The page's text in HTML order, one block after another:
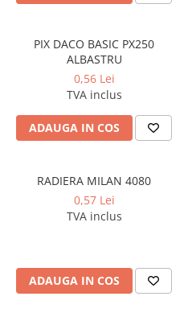
PIX DACO BASIC PX250
ALBASTRU
0,56 Lei
TVA inclus
ADAUGA IN COS
RADIERA MILAN 4080
0,57 Lei
TVA inclus
ADAUGA IN COS